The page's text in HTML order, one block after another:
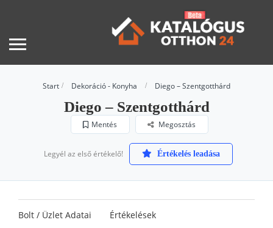
Start Dekoráció - Konyha Diego – Szentgotthárd
Diego – Szentgotthárd
Mentés Megosztás
Legyél az első értékelő! Értékelés leadása
Bolt / Üzlet Adatai Értékelések